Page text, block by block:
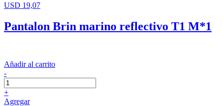
USD 19,07
Pantalon Brin marino reflectivo T1 M*1
Añadir al carrito
-
+
Agregar